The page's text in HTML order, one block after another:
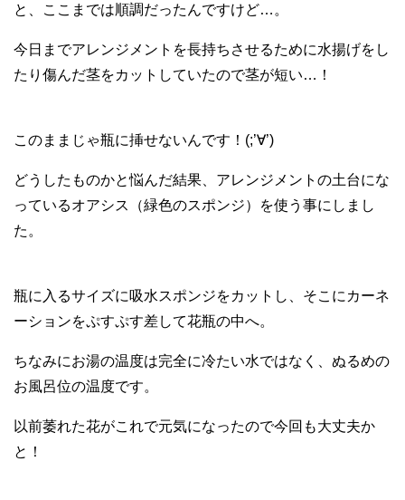
と、ここまでは順調だったんですけど…。
今日までアレンジメントを長持ちさせるために水揚げをし
たり傷んだ茎をカットしていたので茎が短い…！
このままじゃ瓶に挿せないんです！(;’∀’)
どうしたものかと悩んだ結果、アレンジメントの土台にな
っているオアシス（緑色のスポンジ）を使う事にしまし
た。
瓶に入るサイズに吸水スポンジをカットし、そこにカーネ
ーションをぷすぷす差して花瓶の中へ。
ちなみにお湯の温度は完全に冷たい水ではなく、ぬるめの
お風呂位の温度です。
以前萎れた花がこれで元気になったので今回も大丈夫か
と！